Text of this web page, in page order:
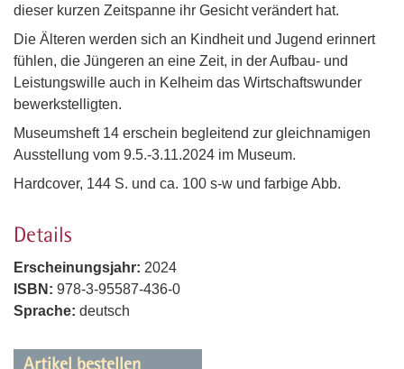
dieser kurzen Zeitspanne ihr Gesicht verändert hat.
Die Älteren werden sich an Kindheit und Jugend erinnert
fühlen, die Jüngeren an eine Zeit, in der Aufbau- und
Leistungswille auch in Kelheim das Wirtschaftswunder
bewerkstelligten.
Museumsheft 14 erschein begleitend zur gleichnamigen
Ausstellung vom 9.5.-3.11.2024 im Museum.
Hardcover, 144 S. und ca. 100 s-w und farbige Abb.
Details
Erscheinungsjahr: 2024
ISBN: 978-3-95587-436-0
Sprache: deutsch
Artikel bestellen